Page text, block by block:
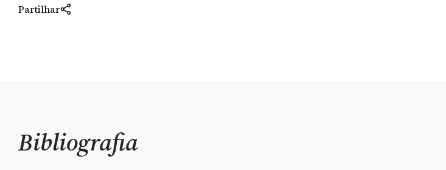
Partilhar
Bibliografia